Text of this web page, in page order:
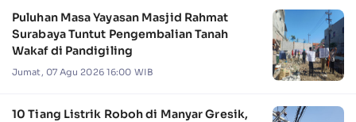
Puluhan Masa Yayasan Masjid Rahmat
Surabaya Tuntut Pengembalian Tanah
Wakaf di Pandigiling
Jumat, 07 Agu 2026 16:00 WIB
10 Tiang Listrik Roboh di Manyar Gresik,